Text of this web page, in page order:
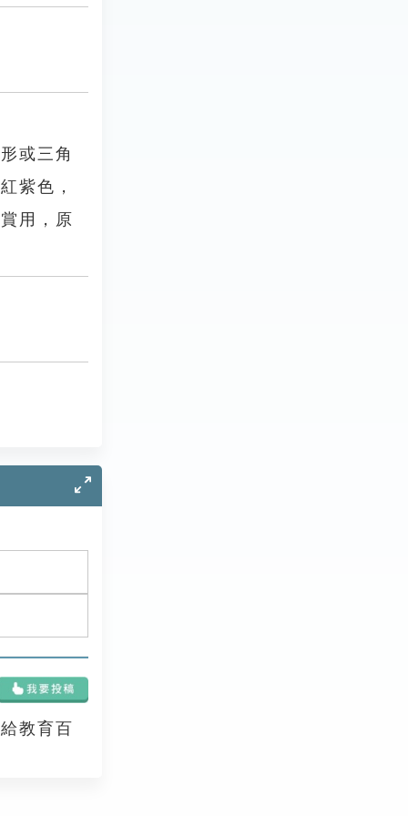
或三角
紫色，
用，原
教育百